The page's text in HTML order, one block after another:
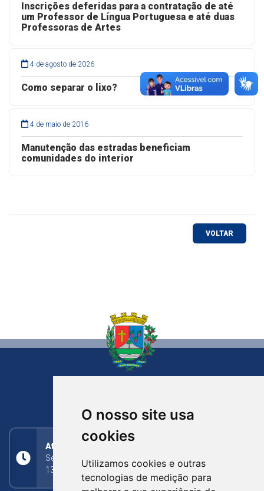
O nosso site usa
cookies
Utilizamos cookies e outras
tecnologias de medição para
Inscrições deferidas para a contratação de até
um Professor de Língua Portuguesa e até duas
Professoras de Artes
4 de agosto de 2026
Como separar o lixo?
4 de maio de 2016
Manutenção das estradas beneficiam
comunidades do interior
VOLTAR
Atendimento
Segunda a Sexta: 8h às 11h30min (manhã);
13h30min às 17h (tarde)